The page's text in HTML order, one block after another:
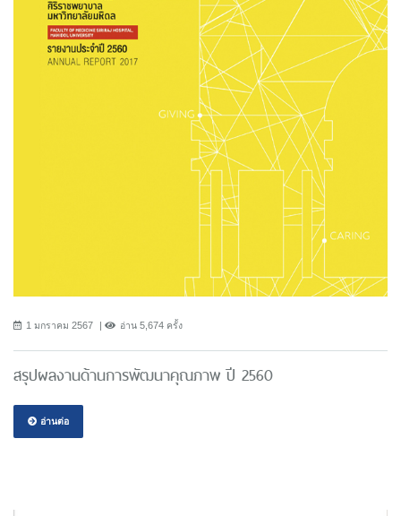
1 มกราคม 2567 อ่าน 5,674 ครั้ง
สรุปผลงานด้านการพัฒนาคุณภาพ ปี 2560
อ่านต่อ